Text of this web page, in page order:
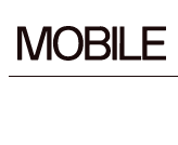
content